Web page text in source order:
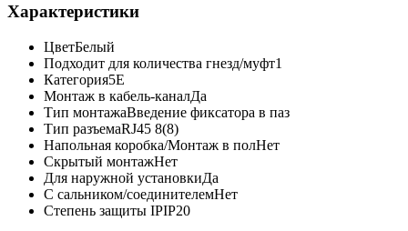
Характеристики
ЦветБелый
Подходит для количества гнезд/муфт1
Категория5E
Монтаж в кабель-каналДа
Тип монтажаВведение фиксатора в паз
Тип разъемаRJ45 8(8)
Напольная коробка/Монтаж в полНет
Скрытый монтажНет
Для наружной установкиДа
С сальником/соединителемНет
Степень защиты IPIP20